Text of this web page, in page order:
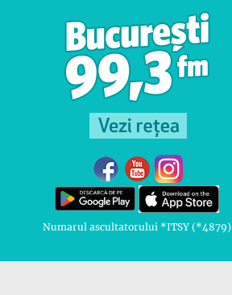
Numarul ascultatorului *ITSY (*4879)